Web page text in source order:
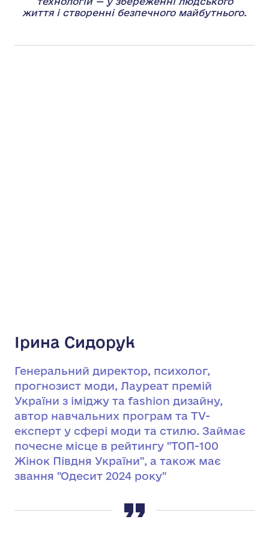
життя і створенні безпечного майбутнього.
Ірина Сидорук
Генеральний директор, психолог,
прогнозист моди, Лауреат премій
України з іміджу та fashion дизайну,
автор навчальних програм та TV-
експерт у сфері моди та стилю. Займає
почесне місце в рейтингу "ТОП-100
Жінок Півдня України", а також має
звання "Одесит 2024 року"